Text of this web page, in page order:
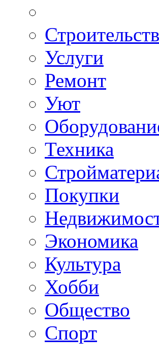
Услуги
Ремонт
Уют
Техника
Покупки
Экономика
Культура
Хобби
Общество
Спорт